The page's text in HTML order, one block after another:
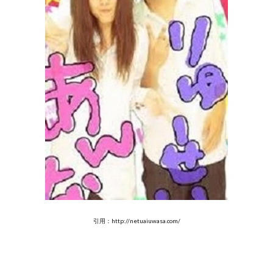
引用：http://netuaiuwasa.com/